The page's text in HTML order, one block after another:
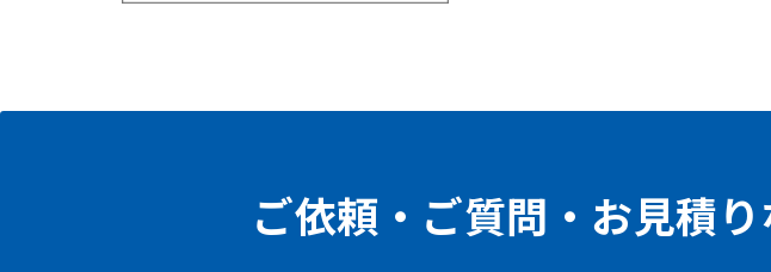
ご依頼・ご質問・お見積